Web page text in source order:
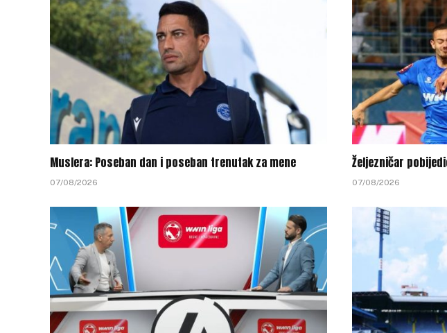
Muslera: Poseban dan i poseban trenutak za mene
07/08/2026
Željezničar
07/08/2026